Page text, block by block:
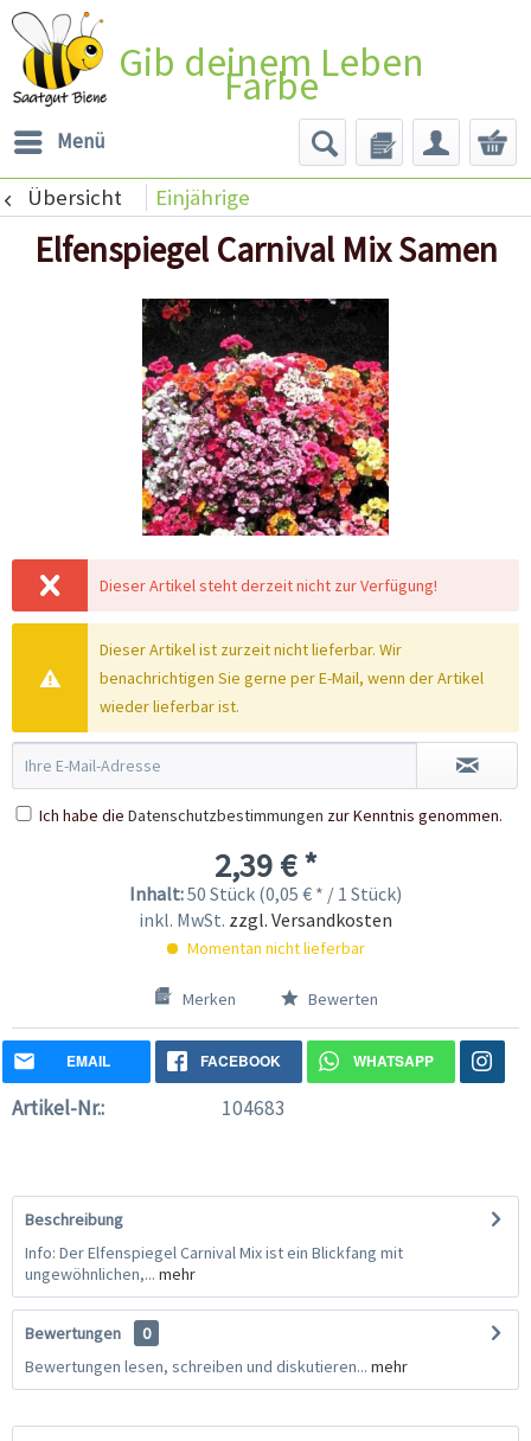
Gib deinem Leben
Farbe
Menü
Übersicht Einjährige
Elfenspiegel Carnival Mix Samen
Dieser Artikel steht derzeit nicht zur Verfügung!
Dieser Artikel ist zurzeit nicht lieferbar. Wir
benachrichtigen Sie gerne per E-Mail, wenn der Artikel
wieder lieferbar ist.
Ich habe die Datenschutzbestimmungen zur Kenntnis genommen.
2,39 € *
Inhalt:50 Stück (0,05 € * / 1 Stück)
inkl. MwSt. zzgl. Versandkosten
Momentan nicht lieferbar
Merken Bewerten
EMAIL FACEBOOK WHATSAPP
Artikel-Nr.: 104683
Beschreibung
Info: Der Elfenspiegel Carnival Mix ist ein Blickfang mit
ungewöhnlichen,... mehr
Bewertungen
0
Bewertungen lesen, schreiben und diskutieren... mehr